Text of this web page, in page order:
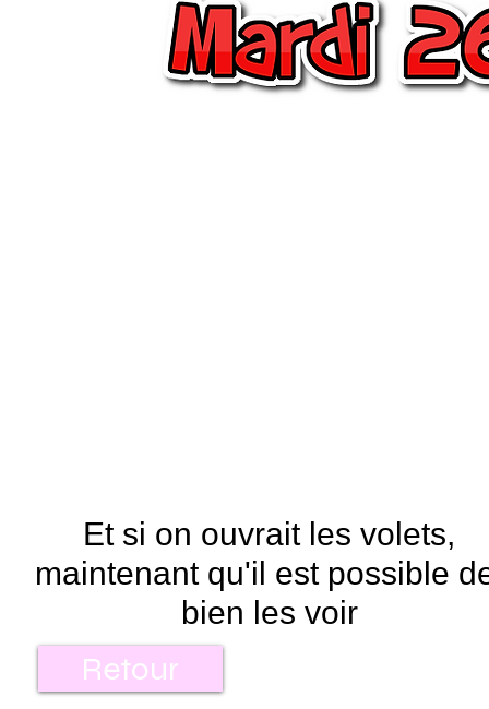
Et si on ouvrait les volets,
maintenant qu'il est possible
bien les voir
Retour